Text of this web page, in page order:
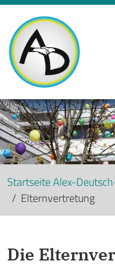
Skip to main
Skip to main content
Skip to page footer
Startseite Alex-
Elternvertretung
Die